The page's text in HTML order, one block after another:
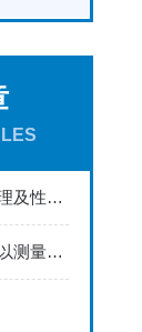
污泥浓度计的工作原理及性能特点
纯水电导率分析仪可以测量哪些物质的电导率？